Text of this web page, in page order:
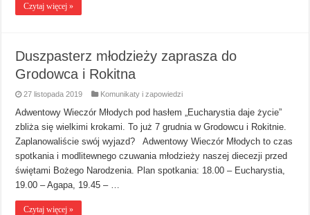
Czytaj więcej »
Duszpasterz młodzieży zaprasza do
Grodowca i Rokitna
27 listopada 2019 Komunikaty i zapowiedzi
Adwentowy Wieczór Młodych pod hasłem „Eucharystia daje życie”
zbliża się wielkimi krokami. To już 7 grudnia w Grodowcu i Rokitnie.
Zaplanowaliście swój wyjazd? Adwentowy Wieczór Młodych to czas
spotkania i modlitewnego czuwania młodzieży naszej diecezji przed
świętami Bożego Narodzenia. Plan spotkania: 18.00 – Eucharystia,
19.00 – Agapa, 19.45 – …
Czytaj więcej »